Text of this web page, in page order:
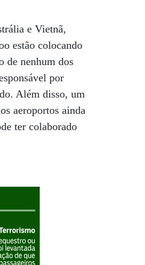
e Vietnã,
estão colocando
de nenhum dos
por
Além disso, um
aeroportos ainda
ter colaborado